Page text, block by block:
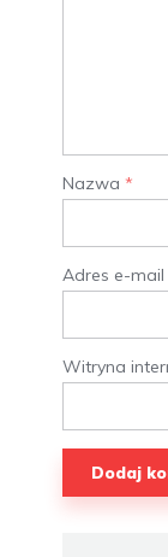
Nazwa *
Adres e-mail
Witryna